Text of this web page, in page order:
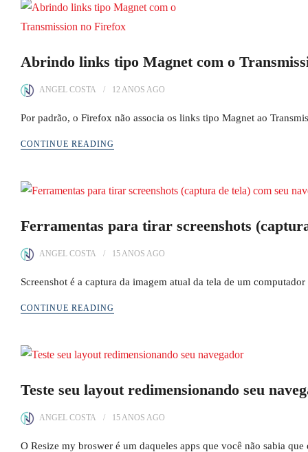
Abrindo links tipo Magnet com o
ANGEL COSTA 12 ANOS AGO
Por padrão, o Firefox não associa os links tipo Magnet ao
CONTINUE READING
Ferramentas para tirar screenshots
ANGEL COSTA 15 ANOS AGO
Screenshot é a captura da imagem atual da tela de um
CONTINUE READING
Teste seu layout redimensionando seu
ANGEL COSTA 15 ANOS AGO
O Resize my broswer é um daqueles apps que você não sabia